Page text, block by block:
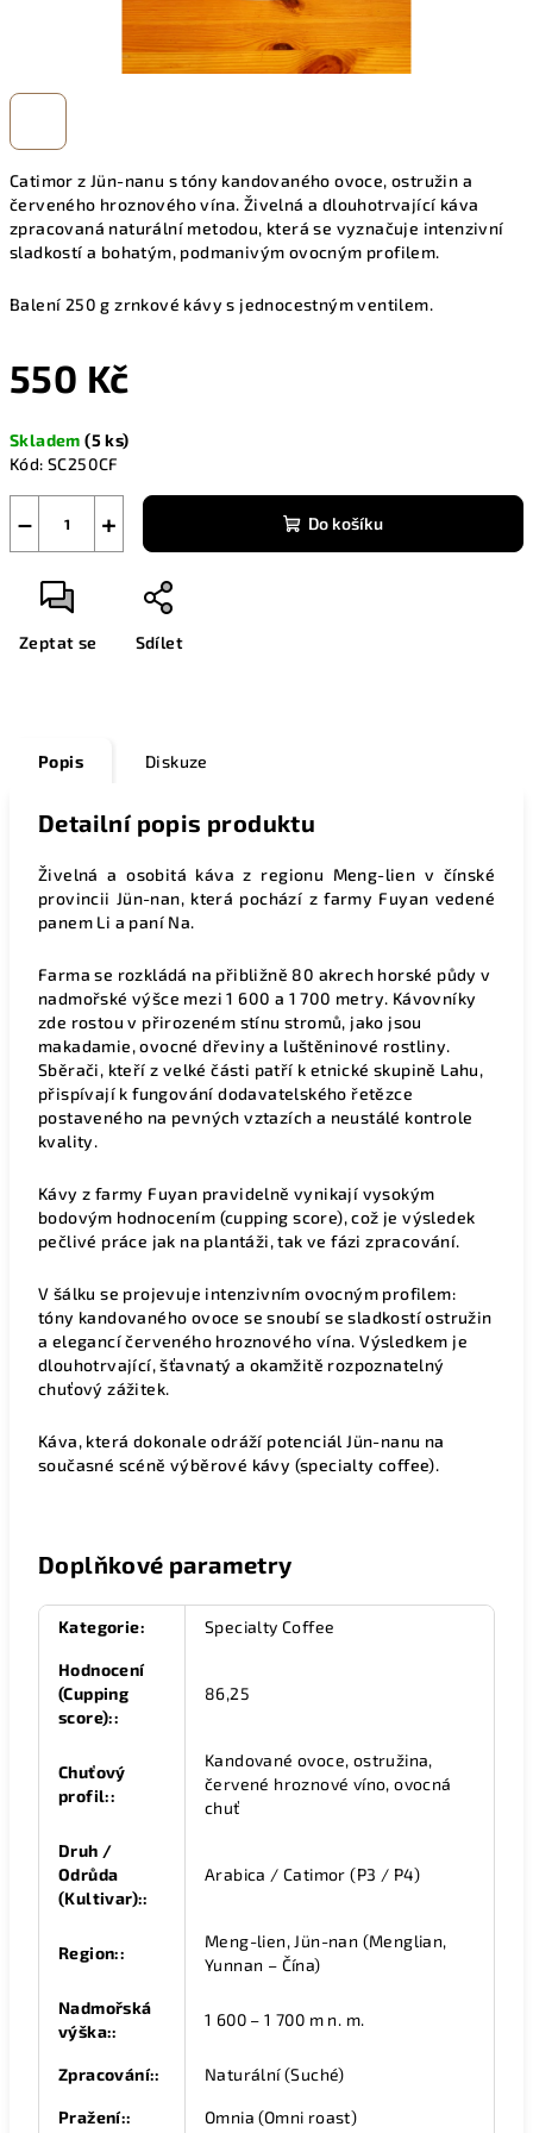
Catimor z Jün-nanu s tóny kandovaného ovoce, ostružin a
červeného hroznového vína. Živelná a dlouhotrvající káva
zpracovaná naturální metodou, která se vyznačuje intenzivní
sladkostí a bohatým, podmanivým ovocným profilem.
Balení 250 g zrnkové kávy s jednocestným ventilem.
550 Kč
cena:
Skladem(5 ks)
Kód: SC250CF
+
− Do košíku
Zeptat se Sdílet
Popis Diskuze
Detailní popis produktu
Živelná a osobitá káva z regionu Meng-lien v čínské
provincii Jün-nan, která pochází z farmy Fuyan vedené
panem Li a paní Na.
Farma se rozkládá na přibližně 80 akrech horské půdy v
nadmořské výšce mezi 1 600 a 1 700 metry. Kávovníky
zde rostou v přirozeném stínu stromů, jako jsou
makadamie, ovocné dřeviny a luštěninové rostliny.
Sběrači, kteří z velké části patří k etnické skupině Lahu,
přispívají k fungování dodavatelského řetězce
postaveného na pevných vztazích a neustálé kontrole
kvality.
Kávy z farmy Fuyan pravidelně vynikají vysokým
bodovým hodnocením (cupping score), což je výsledek
pečlivé práce jak na plantáži, tak ve fázi zpracování.
V šálku se projevuje intenzivním ovocným profilem:
tóny kandovaného ovoce se snoubí se sladkostí ostružin
a elegancí červeného hroznového vína. Výsledkem je
dlouhotrvající, šťavnatý a okamžitě rozpoznatelný
chuťový zážitek.
Káva, která dokonale odráží potenciál Jün-nanu na
současné scéně výběrové kávy (specialty coffee).
Doplňkové parametry
Kategorie: Specialty Coffee
Hodnocení
(Cupping
score)::
86,25
Chuťový
profil::
Kandované ovoce, ostružina,
červené hroznové víno, ovocná
chuť
Druh /
Odrůda
(Kultivar)::
Arabica / Catimor (P3 / P4)
Region::
Meng-lien, Jün-nan (Menglian,
Yunnan – Čína)
Nadmořská
výška::
1 600 – 1 700 m n. m.
Zpracování:: Naturální (Suché)
Pražení:: Omnia (Omni roast)